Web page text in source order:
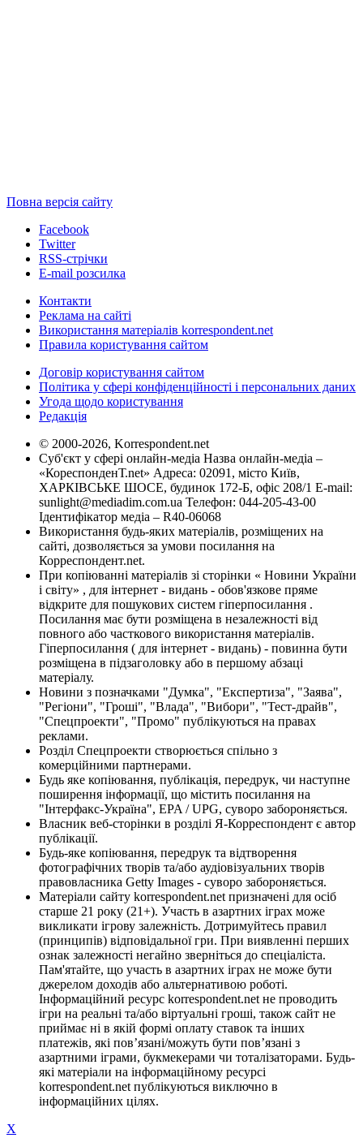
Повна версія сайту
Facebook
Twitter
RSS-стрічки
E-mail розсилка
Контакти
Реклама на сайті
Використання матеріалів korrespondent.net
Правила користування сайтом
Договір користування сайтом
Політика у сфері конфіденційності і персональних даних
Угода щодо користування
Редакція
© 2000-2026, Korrespondent.net
Суб'єкт у сфері онлайн-медіа Назва онлайн-медіа –
«КореспонденТ.net» Адреса: 02091, місто Київ,
ХАРКІВСЬКЕ ШОСЕ, будинок 172-Б, офіс 208/1 E-mail:
sunlight@mediadim.com.ua Телефон: 044-205-43-00
Ідентифікатор медіа – R40-06068
Використання будь-яких матеріалів, розміщених на
сайті, дозволяється за умови посилання на
Корреспондент.net.
При копіюванні матеріалів зі сторінки « Новини України
і світу» , для інтернет - видань - обов'язкове пряме
відкрите для пошукових систем гіперпосилання .
Посилання має бути розміщена в незалежності від
повного або часткового використання матеріалів.
Гіперпосилання ( для інтернет - видань) - повинна бути
розміщена в підзаголовку або в першому абзаці
матеріалу.
Новини з позначками "Думка", "Експертиза", "Заява",
"Регіони", "Гроші", "Влада", "Вибори", "Тест-драйв",
"Спецпроекти", "Промо" публікуються на правах
реклами.
Розділ Спецпроекти створюється спільно з
комерційними партнерами.
Будь яке копіювання, публікація, передрук, чи наступне
поширення інформації, що містить посилання на
"Інтерфакс-Україна", EPA / UPG, суворо забороняється.
Власник веб-сторінки в розділі Я-Корреспондент є автор
публікації.
Будь-яке копіювання, передрук та відтворення
фотографічних творів та/або аудіовізуальних творів
правовласника Getty Images - суворо забороняється.
Матеріали сайту korrespondent.net призначені для осіб
старше 21 року (21+). Участь в азартних іграх може
викликати ігрову залежність. Дотримуйтесь правил
(принципів) відповідальної гри. При виявленні перших
ознак залежності негайно зверніться до спеціаліста.
Пам'ятайте, що участь в азартних іграх не може бути
джерелом доходів або альтернативою роботі.
Інформаційний ресурс korrespondent.net не проводить
ігри на реальні та/або віртуальні гроші, також сайт не
приймає ні в якій формі оплату ставок та інших
платежів, які пов’язані/можуть бути пов’язані з
азартними іграми, букмекерами чи тоталізаторами. Будь-
які матеріали на інформаційному ресурсі
korrespondent.net публікуються виключно в
інформаційних цілях.
X